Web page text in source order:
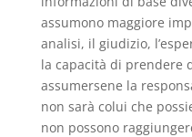
assumono maggiore
analisi, il giudizio,
la capacità di prendere
assumersene la
non sarà colui che
non possono